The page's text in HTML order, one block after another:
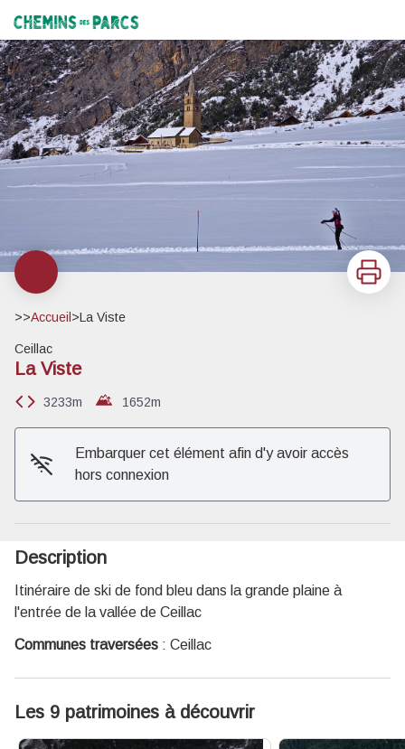
Chemins des Parcs
Imprimer
>>Accueil >La Viste
Ceillac
La Viste
3233m 1652m
Embarquer cet élément afin d'y avoir accès
hors connexion
Description
Itinéraire de ski de fond bleu dans la grande plaine à
l'entrée de la vallée de Ceillac
Communes traversées : Ceillac
Les 9 patrimoines à découvrir